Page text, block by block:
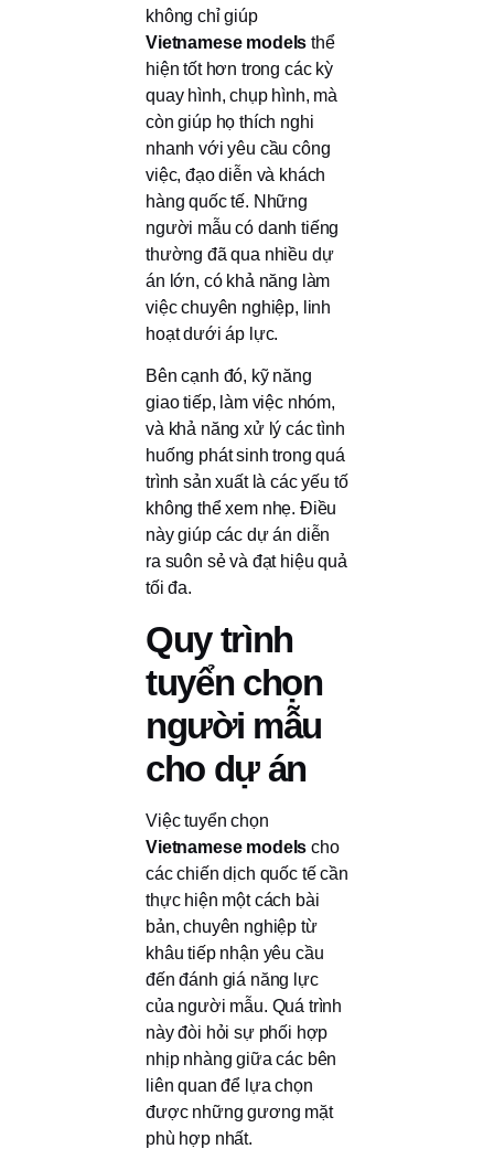
không chỉ giúp
Vietnamese models thể
hiện tốt hơn trong các kỳ
quay hình, chụp hình, mà
còn giúp họ thích nghi
nhanh với yêu cầu công
việc, đạo diễn và khách
hàng quốc tế. Những
người mẫu có danh tiếng
thường đã qua nhiều dự
án lớn, có khả năng làm
việc chuyên nghiệp, linh
hoạt dưới áp lực.
Bên cạnh đó, kỹ năng
giao tiếp, làm việc nhóm,
và khả năng xử lý các tình
huống phát sinh trong quá
trình sản xuất là các yếu tố
không thể xem nhẹ. Điều
này giúp các dự án diễn
ra suôn sẻ và đạt hiệu quả
tối đa.
Quy trình
tuyển chọn
người mẫu
cho dự án
Việc tuyển chọn
Vietnamese models cho
các chiến dịch quốc tế cần
thực hiện một cách bài
bản, chuyên nghiệp từ
khâu tiếp nhận yêu cầu
đến đánh giá năng lực
của người mẫu. Quá trình
này đòi hỏi sự phối hợp
nhịp nhàng giữa các bên
liên quan để lựa chọn
được những gương mặt
phù hợp nhất.